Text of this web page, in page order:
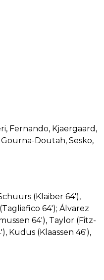
Fernando, Kjaergaard,
Gourna-Doutah, Sesko,
(Klaiber 64'),
64'); Álvarez
64'), Taylor (Fitz-
Kudus (Klaassen 46'),